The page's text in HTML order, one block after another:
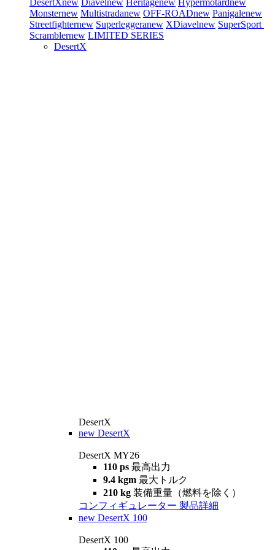
DesertXnew Diavelnew Heritagenew Hypermotardnew
Monsternew Multistradanew OFF-ROADnew Panigalenew
Streetfighternew Superleggeranew XDiavelnew SuperSport
Scramblernew LIMITED SERIES
DesertX
DesertX
new DesertX
DesertX MY26
110 ps 最高出力
9.4 kgm 最大トルク
210 kg 装備重量（燃料を除く）
コンフィギュレーター 製品詳細
new DesertX 100
DesertX 100